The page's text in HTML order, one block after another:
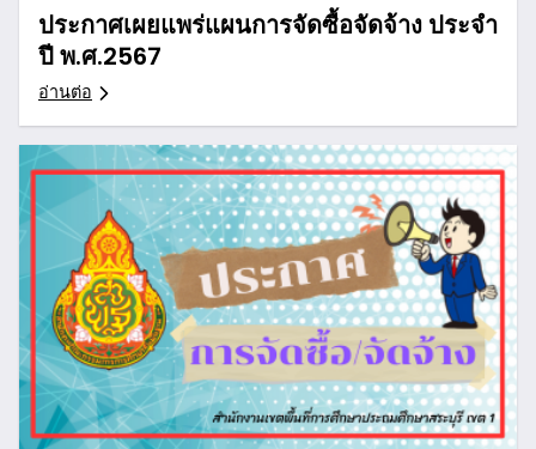
ประกาศเผยแพร่แผนการจัดซื้อจัดจ้าง ประจำ
ปี พ.ศ.2567
อ่านต่อ